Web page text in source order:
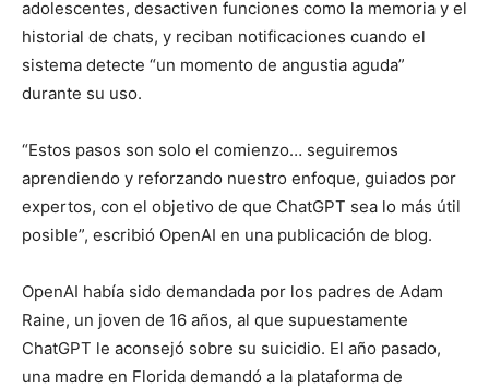
adolescentes, desactiven funciones como la memoria y el
historial de chats, y reciban notificaciones cuando el
sistema detecte “un momento de angustia aguda”
durante su uso.
“Estos pasos son solo el comienzo… seguiremos
aprendiendo y reforzando nuestro enfoque, guiados por
expertos, con el objetivo de que ChatGPT sea lo más útil
posible”, escribió OpenAI en una publicación de blog.
OpenAI había sido demandada por los padres de Adam
Raine, un joven de 16 años, al que supuestamente
ChatGPT le aconsejó sobre su suicidio. El año pasado,
una madre en Florida demandó a la plataforma de